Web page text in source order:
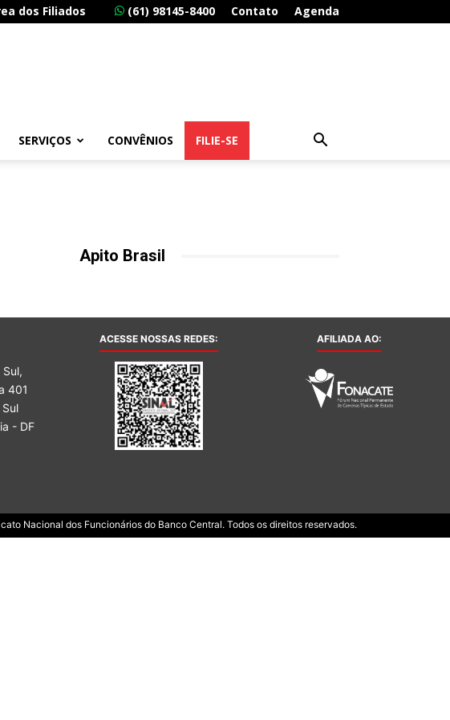
dos Filiados (61) 98145-8400 Contato Agenda
SERVIÇOS CONVÊNIOS FILIE-SE
Apito Brasil
401
- DF
ACESSE NOSSAS REDES: AFILIADA AO:
Nacional dos Funcionários do Banco Central. Todos os direitos reservados.